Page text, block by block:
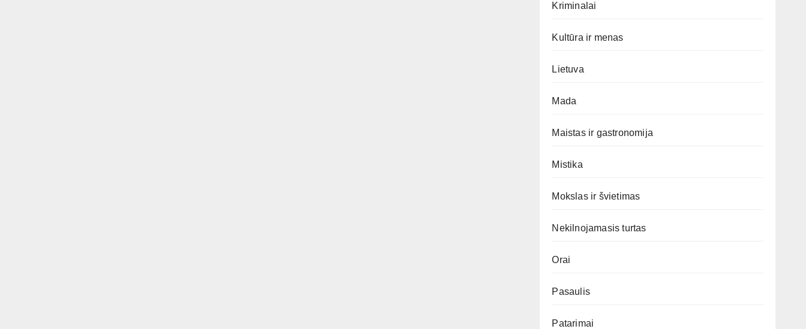
Kriminalai
Kultūra ir menas
Lietuva
Mada
Maistas ir gastronomija
Mistika
Mokslas ir švietimas
Nekilnojamasis turtas
Orai
Pasaulis
Patarimai